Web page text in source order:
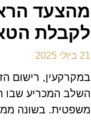
מהצעד
לקבלת
21 ביולי 2025
במקרקעין, רישום
השלב המכריע שבו
משפטית. בשונה